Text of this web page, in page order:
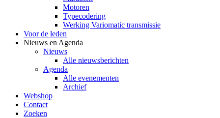
Motoren
Typecodering
Werking Variomatic transmissie
Voor de leden
Nieuws en Agenda
Nieuws
Alle nieuwsberichten
Agenda
Alle evenementen
Archief
Webshop
Contact
Zoeken